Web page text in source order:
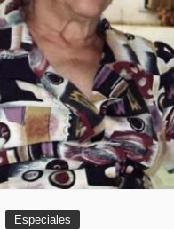
Especiales